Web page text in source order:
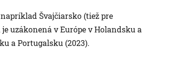
Švajčiarsko (tiež pre
uzákonená v Európe v Holandsku a
a Portugalsku (2023).